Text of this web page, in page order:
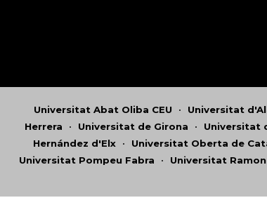
Universitat Abat Oliba CEU • Universitat
Herrera • Universitat de Girona • Universitat
Hernández d'Elx • Universitat Oberta de
Universitat Pompeu Fabra • Universitat